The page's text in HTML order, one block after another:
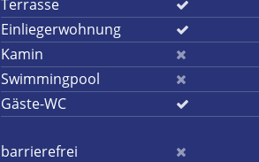
Terrasse
Einliegerwohnung
Kamin
Swimmingpool
Gäste-WC
barrierefrei